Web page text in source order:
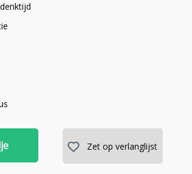
Zet op verlanglijst